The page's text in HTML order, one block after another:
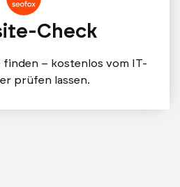
Check
finden – kostenlos vom IT-
prüfen lassen.